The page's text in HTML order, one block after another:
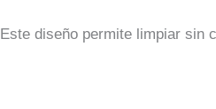
Este diseño permite limpiar sin